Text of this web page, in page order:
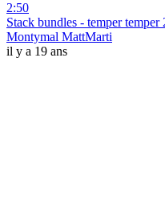
2:50
Stack bundles - temper temper
Montymal MattMarti
il y a 19 ans